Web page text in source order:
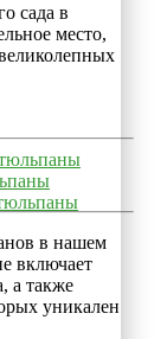
сада в
место,
в нашем
включает
а также
уникален